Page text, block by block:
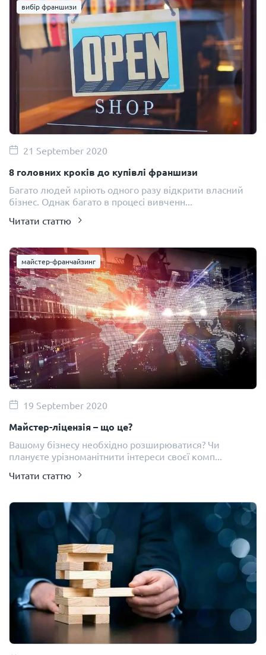
вибір франшизи
21 September 2020
8 головних кроків до купівлі франшизи
Багато людей мріють одного разу відкрити власний
бізнес. Однак багато в процесі вивченн...
Читати статтю
майстер-франчайзинг
19 September 2020
Майстер-ліцензія – що це?
Вашому бізнесу необхідно розширюватися? Чи
плануєте урізноманітнити інтереси своєї комп...
Читати статтю